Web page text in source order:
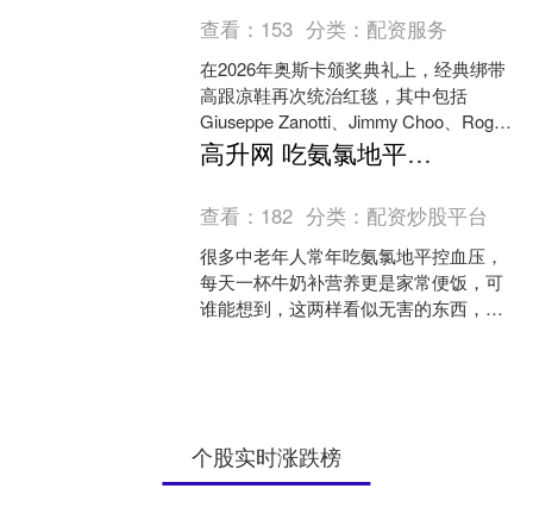
查看： 153 分类： 配资服务
在2026年奥斯卡颁奖典礼上，经典绑带
高跟凉鞋再次统治红毯，其中包括
Giuseppe Zanotti、Jimmy Choo、Roger
Vivier 等品牌的....
高升网 吃氨氯地平不能碰牛奶？多次提醒：不止牛奶，与这些食物同服也需格外谨慎
查看： 182 分类： 配资炒股平台
很多中老年人常年吃氨氯地平控血压，
每天一杯牛奶补营养更是家常便饭，可
谁能想到，这两样看似无害的东西，竟
个股实时涨跌榜